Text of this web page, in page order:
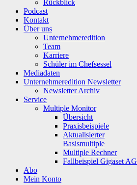
Rückblick
Podcast
Kontakt
Über uns
Unternehmeredition
Team
Karriere
Schüler im Chefsessel
Mediadaten
Unternehmeredition Newsletter
Newsletter Archiv
Service
Multiple Monitor
Übersicht
Praxisbeispiele
Aktualisierter
Basismultiple
Multiple Rechner
Fallbeispiel Gigaset AG
Abo
Mein Konto